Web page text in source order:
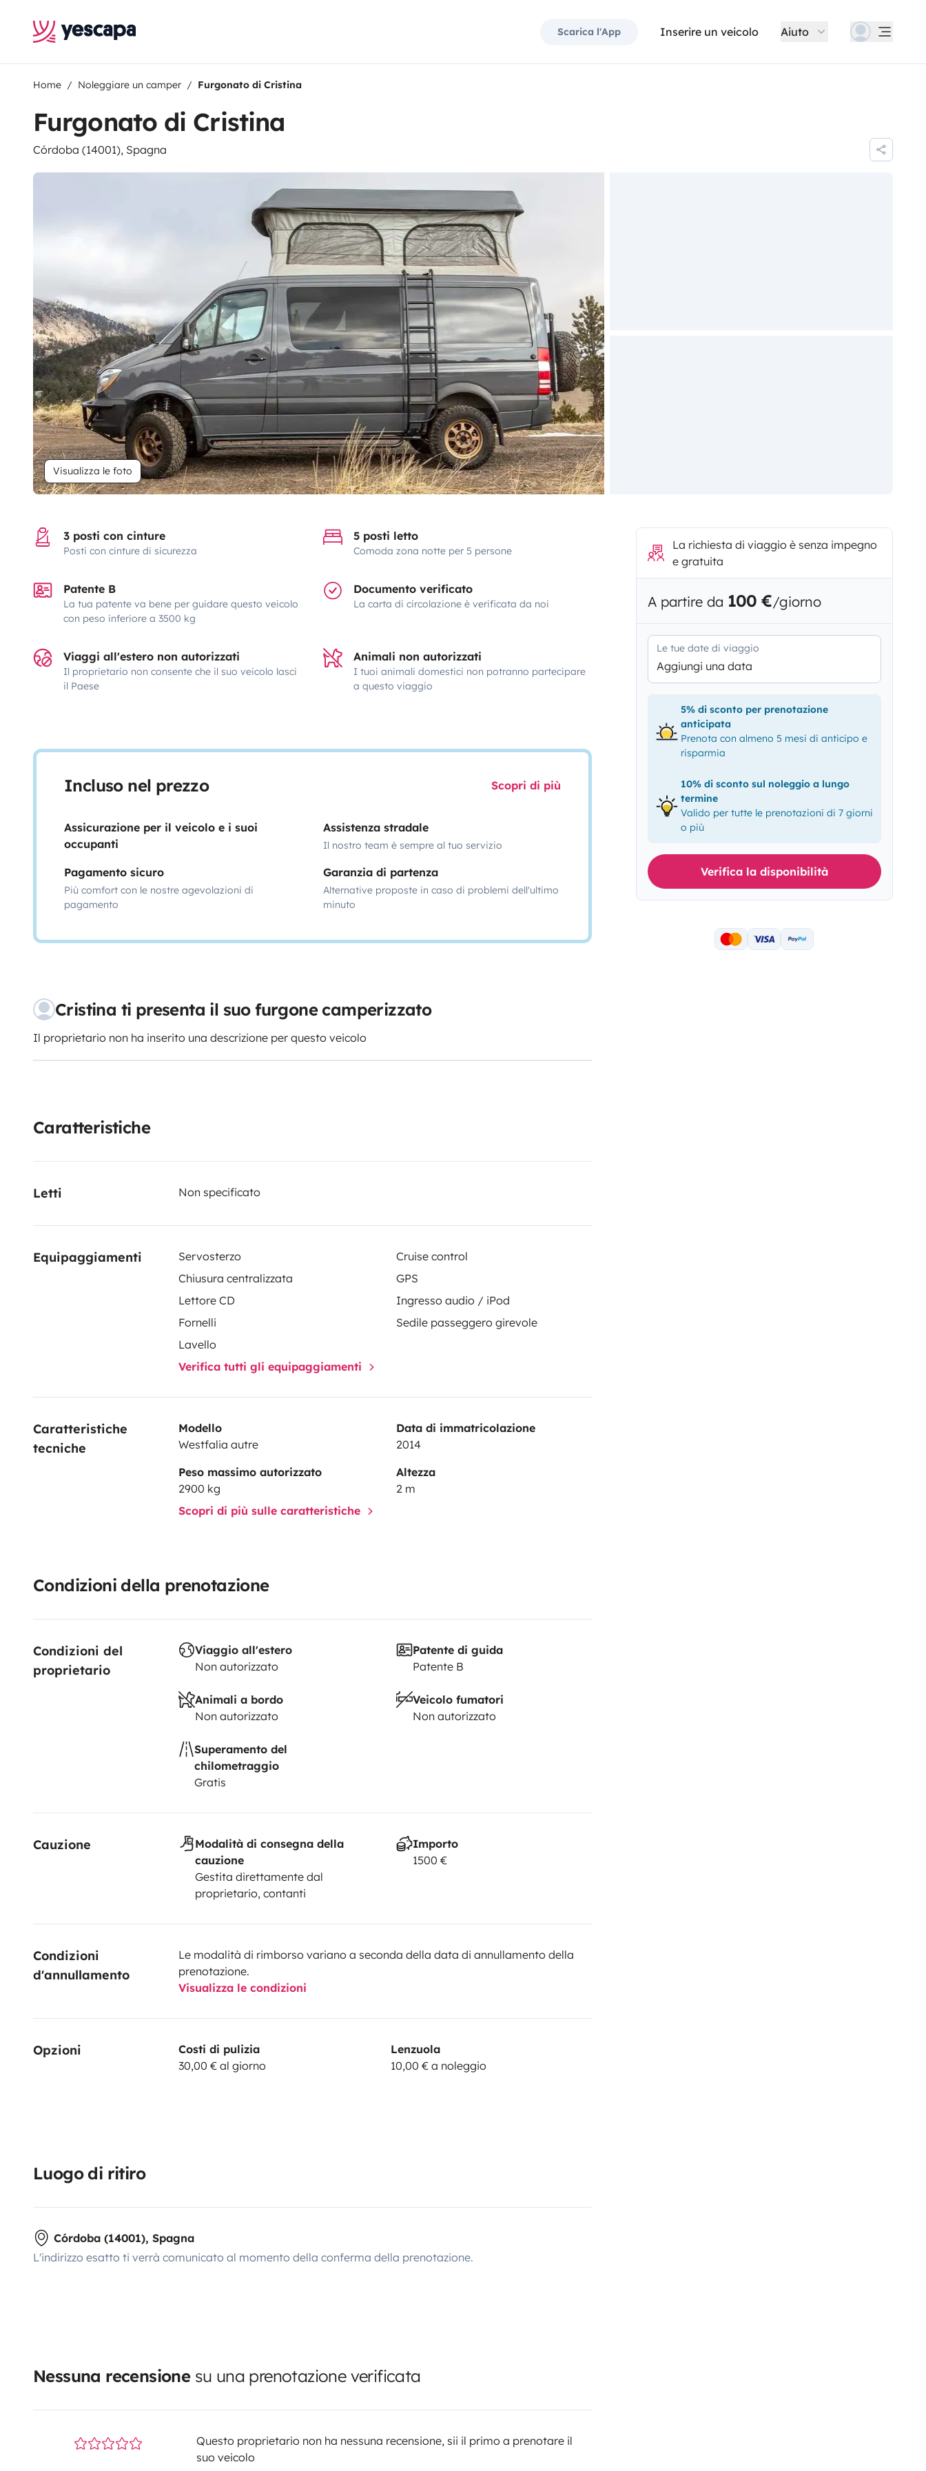
Scarica l'App Inserire un veicolo Aiuto
Home Noleggiare un camper Furgonato di Cristina
Furgonato di Cristina
Córdoba (14001), Spagna
Visualizza le foto
3 posti con cinture
Posti con cinture di sicurezza
5 posti letto
Comoda zona notte per 5 persone
Patente B
La tua patente va bene per guidare questo veicolo
con peso inferiore a 3500 kg
Documento verificato
La carta di circolazione è verificata da noi
Viaggi all'estero non autorizzati
Il proprietario non consente che il suo veicolo lasci
il Paese
Animali non autorizzati
I tuoi animali domestici non potranno partecipare
a questo viaggio
Incluso nel prezzo Scopri di più
Assicurazione per il veicolo e i suoi
occupanti
Assistenza stradale
Il nostro team è sempre al tuo servizio
Pagamento sicuro
Più comfort con le nostre agevolazioni di
pagamento
Garanzia di partenza
Alternative proposte in caso di problemi dell'ultimo
minuto
Cristina ti presenta il suo furgone camperizzato
Il proprietario non ha inserito una descrizione per questo veicolo
Caratteristiche
Letti Non specificato
Equipaggiamenti Servosterzo
Cruise control
Chiusura centralizzata
GPS
Lettore CD
Ingresso audio / iPod
Fornelli
Sedile passeggero girevole
Lavello
Verifica tutti gli equipaggiamenti
Caratteristiche
tecniche
Modello
Westfalia autre
Data di immatricolazione
2014
Peso massimo autorizzato
2900 kg
Altezza
2 m
Scopri di più sulle caratteristiche
Condizioni della prenotazione
Condizioni del
proprietario
Viaggio all'estero
Non autorizzato
Patente di guida
Patente B
Animali a bordo
Non autorizzato
Veicolo fumatori
Non autorizzato
Superamento del
chilometraggio
Gratis
Cauzione
Modalità di consegna della
cauzione
Gestita direttamente dal
proprietario, contanti
Importo
1500 €
Condizioni
d'annullamento
Le modalità di rimborso variano a seconda della data di annullamento della
prenotazione.
Visualizza le condizioni
Opzioni
Costi di pulizia
30,00 € al giorno
Lenzuola
10,00 € a noleggio
Luogo di ritiro
Córdoba (14001), Spagna
L'indirizzo esatto ti verrà comunicato al momento della conferma della prenotazione.
Nessuna recensionesu una prenotazione verificata
Questo proprietario non ha nessuna recensione, sii il primo a prenotare il
suo veicolo
La richiesta di viaggio è senza impegno
e gratuita
A partire da 100 €/giorno
Le tue date di viaggio
Aggiungi una data
5% di sconto per prenotazione
anticipata
Prenota con almeno 5 mesi di anticipo e
risparmia
10% di sconto sul noleggio a lungo
termine
Valido per tutte le prenotazioni di 7 giorni
o più
Verifica la disponibilità